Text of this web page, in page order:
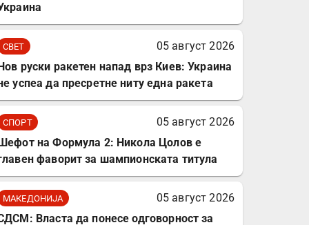
СВЕТ
05 август 2026
руски ракетен напад врз Киев: Украина
успеа да пресретне ниту една ракета
СПОРТ
05 август 2026
на Формула 2: Никола Цолов е
фаворит за шампионската титула
МАКЕДОНИЈА
05 август 2026
Власта да понесе одговорност за